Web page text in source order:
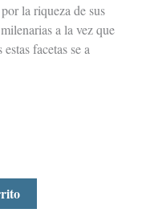
la riqueza de sus
a la vez que
facetas se a